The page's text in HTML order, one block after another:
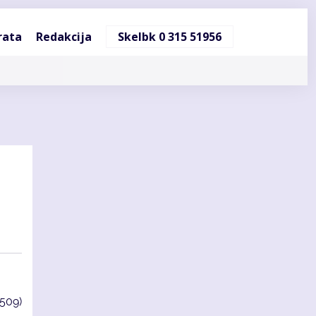
Redakcija Skelbk 0 315 51956